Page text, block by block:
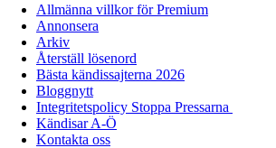
Allmänna villkor för Premium
Annonsera
Arkiv
Återställ lösenord
Bästa kändissajterna 2026
Bloggnytt
Integritetspolicy Stoppa Pressarna
Kändisar A-Ö
Kontakta oss